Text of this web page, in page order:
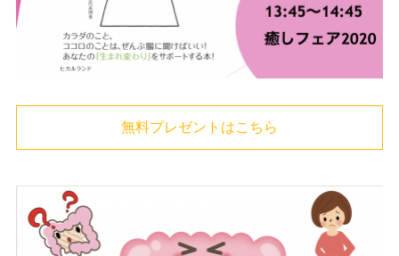
無料プレゼントはこちら